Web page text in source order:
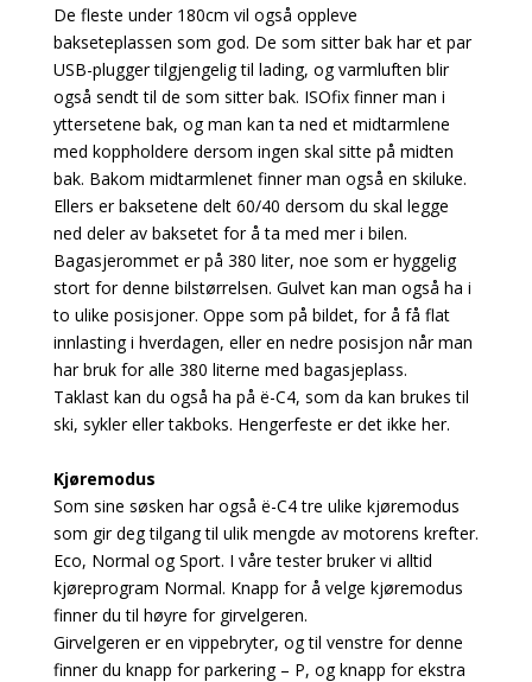
De fleste under 180cm vil også oppleve
bakseteplassen som god. De som sitter bak har et par
USB-plugger tilgjengelig til lading, og varmluften blir
også sendt til de som sitter bak. ISOfix finner man i
yttersetene bak, og man kan ta ned et midtarmlene
med koppholdere dersom ingen skal sitte på midten
bak. Bakom midtarmlenet finner man også en skiluke.
Ellers er baksetene delt 60/40 dersom du skal legge
ned deler av baksetet for å ta med mer i bilen.
Bagasjerommet er på 380 liter, noe som er hyggelig
stort for denne bilstørrelsen. Gulvet kan man også ha i
to ulike posisjoner. Oppe som på bildet, for å få flat
innlasting i hverdagen, eller en nedre posisjon når man
har bruk for alle 380 literne med bagasjeplass.
Taklast kan du også ha på ë-C4, som da kan brukes til
ski, sykler eller takboks. Hengerfeste er det ikke her.
Kjøremodus
Som sine søsken har også ë-C4 tre ulike kjøremodus
som gir deg tilgang til ulik mengde av motorens krefter.
Eco, Normal og Sport. I våre tester bruker vi alltid
kjøreprogram Normal. Knapp for å velge kjøremodus
finner du til høyre for girvelgeren.
Girvelgeren er en vippebryter, og til venstre for denne
finner du knapp for parkering – P, og knapp for ekstra